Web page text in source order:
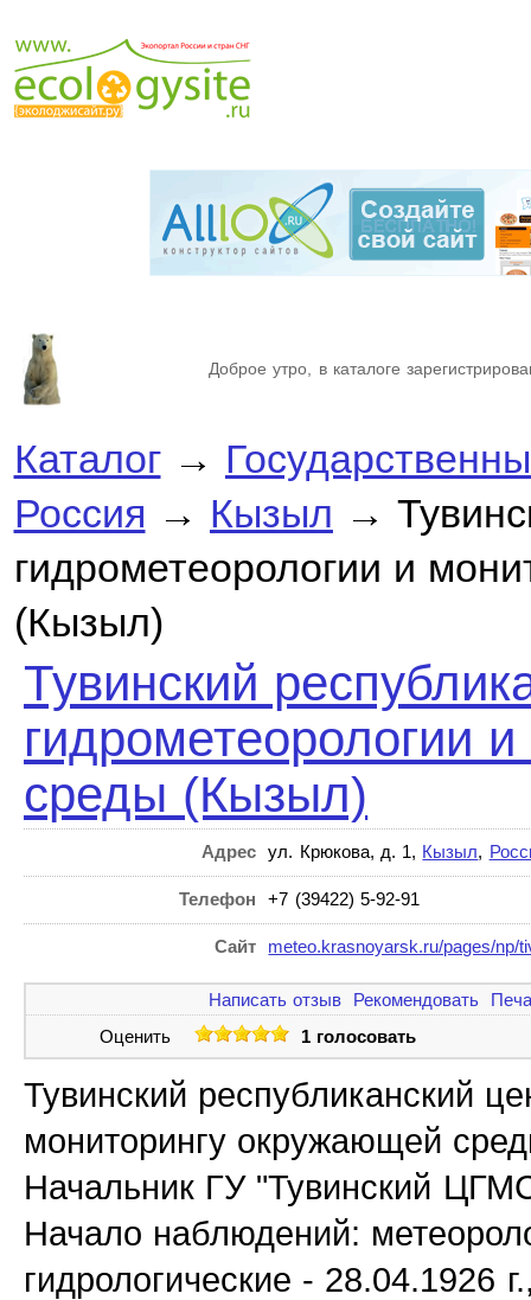
Доброе утро, в каталоге
Каталог→
Россия → Кызыл →
гидрометеорологии и
(Кызыл)
Тувинский
гидрометеорологии
среды (Кызыл)
Адрес ул. Крюкова, д. 1, Кызыл,
Телефон +7 (39422) 5-92-91
Сайт meteo.krasnoyarsk.ru/pages/np/
Написать отзыв Рекомендовать
Оценить
1 голосовать
Тувинский республиканский
мониторингу окружающей
Начальник ГУ "Тувинский
Начало наблюдений:
гидрологические - 28.04.1926